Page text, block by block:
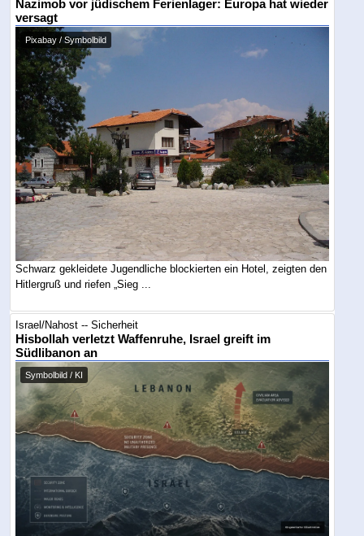
Nazimob vor jüdischem Ferienlager: Europa hat wieder
versagt
Pixabay / Symbolbild
Schwarz gekleidete Jugendliche blockierten ein Hotel, zeigten den
Hitlergruß und riefen „Sieg ...
Israel/Nahost -- Sicherheit
Hisbollah verletzt Waffenruhe, Israel greift im
Südlibanon an
Symbolbild / KI